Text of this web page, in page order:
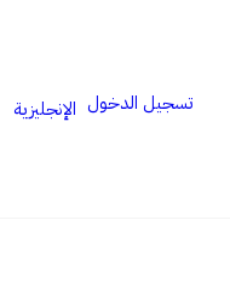
تسجيل الدخول الإنجليزية